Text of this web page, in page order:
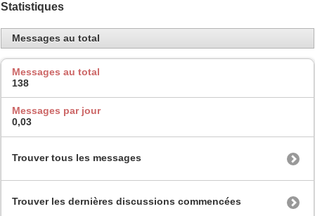
Statistiques
Messages au total
Messages au total
138
Messages par jour
0,03
Trouver tous les messages
Trouver les dernières discussions commencées